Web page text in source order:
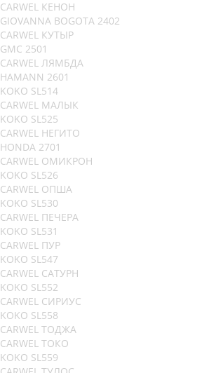
CARWEL КЕНОН
GIOVANNA BOGOTA 2402
CARWEL КУТЫР
GMC 2501
CARWEL ЛЯМБДА
HAMANN 2601
KOKO SL514
CARWEL МАЛЫК
KOKO SL525
CARWEL НЕГИТО
HONDA 2701
CARWEL ОМИКРОН
KOKO SL526
CARWEL ОПША
KOKO SL530
CARWEL ПЕЧЕРА
KOKO SL531
CARWEL ПУР
KOKO SL547
CARWEL САТУРН
KOKO SL552
CARWEL СИРИУС
KOKO SL558
CARWEL ТОДЖА
CARWEL ТОКО
KOKO SL559